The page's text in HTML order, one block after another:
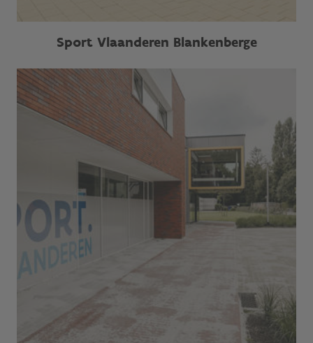
Sport Vlaanderen Blankenberge